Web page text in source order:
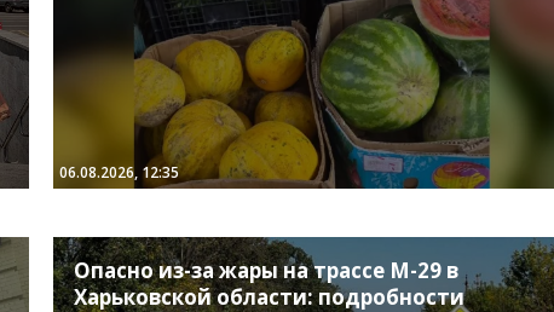
06.08.2026, 12:35
Опасно из-за жары на трассе М-29 в
Харьковской области: подробности